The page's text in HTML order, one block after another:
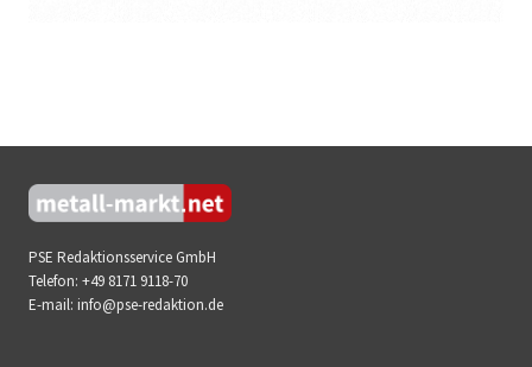
PSE Redaktionsservice GmbH
Telefon: +49 8171 9118-70
E-mail: info@pse-redaktion.de